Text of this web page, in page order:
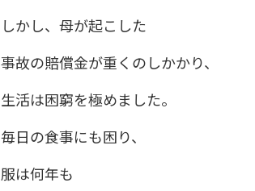
しかし、母が起こした
事故の賠償金が重くのしかかり、
生活は困窮を極めました。
毎日の食事にも困り、
服は何年も